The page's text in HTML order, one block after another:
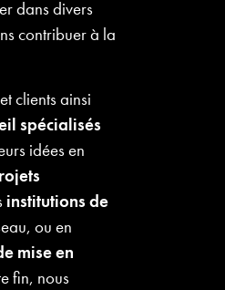
dans divers
contribuer à la
clients ainsi
spécialisés
idées en
institutions de
ou en
mise en
fin, nous